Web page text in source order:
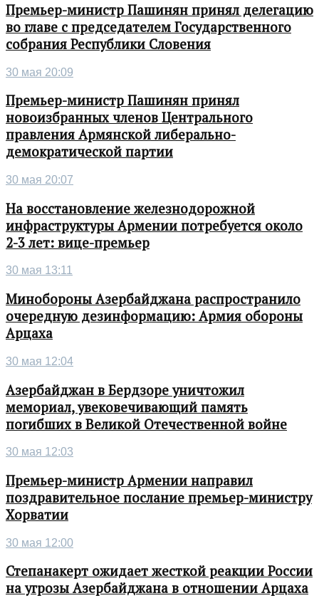
Премьер-министр Пашинян принял делегацию
во главе с председателем Государственного
собрания Республики Словения
30 мая 20:09
Премьер-министр Пашинян принял
новоизбранных членов Центрального
правления Армянской либерально-
демократической партии
30 мая 20:07
На восстановление железнодорожной
инфраструктуры Армении потребуется около
2-3 лет: вице-премьер
30 мая 13:11
Минобороны Азербайджана распространило
очередную дезинформацию: Армия обороны
Арцаха
30 мая 12:04
Азербайджан в Бердзоре уничтожил
мемориал, увековечивающий память
погибших в Великой Отечественной войне
30 мая 12:03
Премьер-министр Армении направил
поздравительное послание премьер-министру
Хорватии
30 мая 12:00
Степанакерт ожидает жесткой реакции России
на угрозы Азербайджана в отношении Арцаха